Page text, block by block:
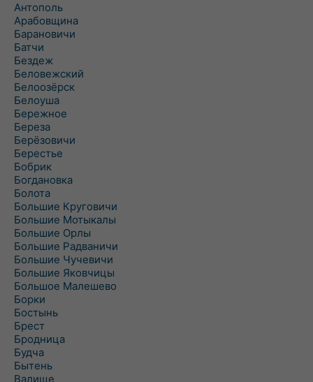
Антополь
Арабовщина
Барановичи
Батчи
Бездеж
Беловежский
Белоозёрск
Белоуша
Бережное
Береза
Берёзовичи
Берестье
Бобрик
Богдановка
Болота
Большие Круговичи
Большие Мотыкалы
Большие Орлы
Большие Радваничи
Большие Чучевичи
Большие Яковчицы
Большое Малешево
Борки
Бостынь
Брест
Бродница
Будча
Бытень
Валище